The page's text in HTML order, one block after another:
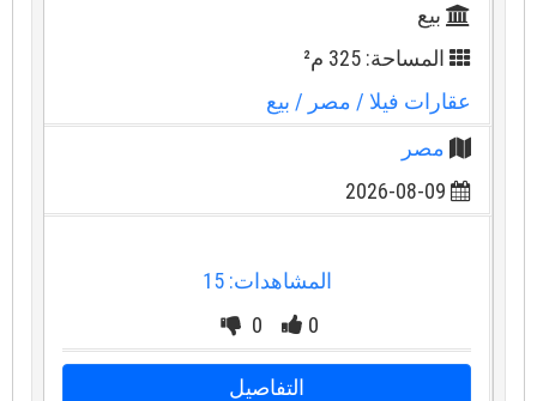
بيع
المساحة: 325 م²
عقارات فيلا/ مصر / بيع
مصر
2026-08-09
المشاهدات: 15
0
0
التفاصيل